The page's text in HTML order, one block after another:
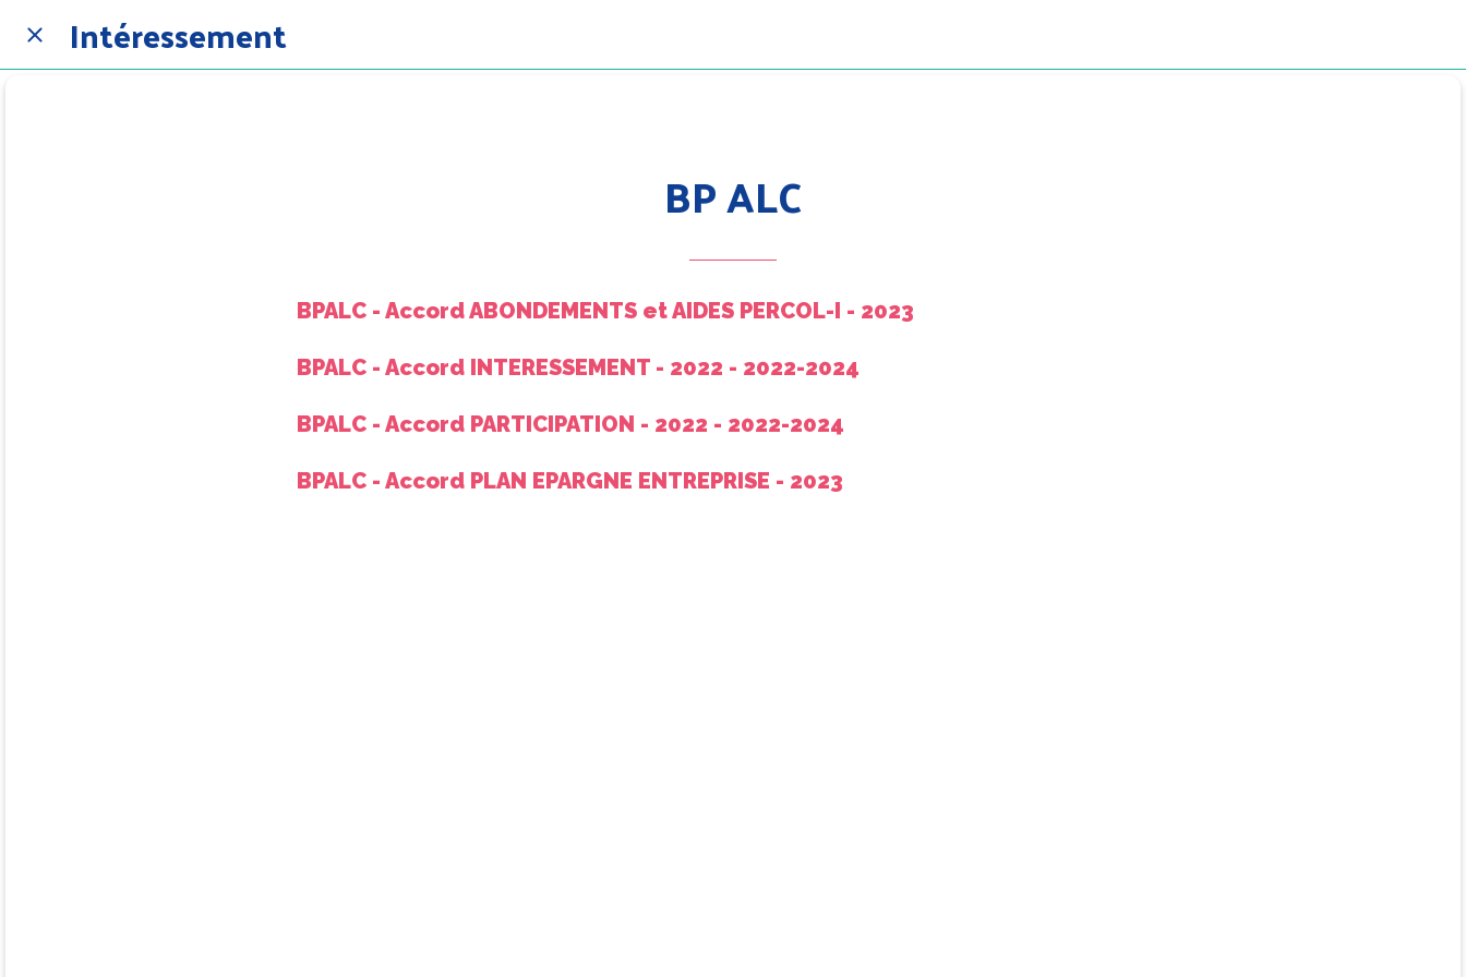
Intéressement
BP ALC
BPALC - Accord ABONDEMENTS et AIDES PERCOL-I - 2023
BPALC - Accord INTERESSEMENT - 2022 - 2022-2024
BPALC - Accord PARTICIPATION - 2022 - 2022-2024
BPALC - Accord PLAN EPARGNE ENTREPRISE - 2023